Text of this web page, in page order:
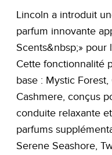
Lincoln a introduit
parfum innovante
Scents&nbsp;»
Cette fonctionnalité
base : Mystic
Cashmere, conçus
conduite relaxante
parfums
Serene Seashore,